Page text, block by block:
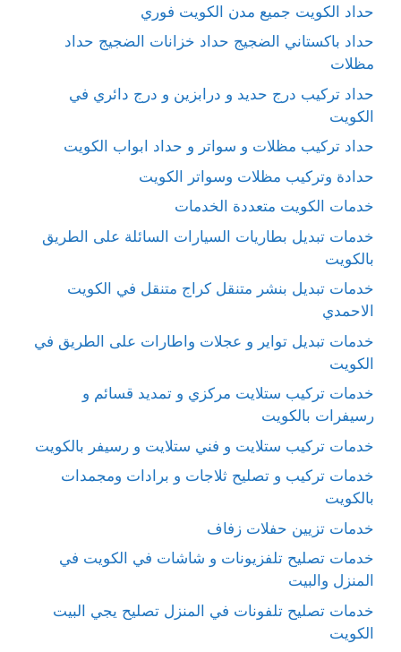
حداد الكويت جميع مدن الكويت فوري
حداد باكستاني الضجيج حداد خزانات الضجيج حداد
مظلات
حداد تركيب درج حديد و درابزين و درج دائري في
الكويت
حداد تركيب مظلات و سواتر و حداد ابواب الكويت
حدادة وتركيب مظلات وسواتر الكويت
خدمات الكويت متعددة الخدمات
خدمات تبديل بطاريات السيارات السائلة على الطريق
بالكويت
خدمات تبديل بنشر متنقل كراج متنقل في الكويت
الاحمدي
خدمات تبديل تواير و عجلات واطارات على الطريق في
الكويت
خدمات تركيب ستلايت مركزي و تمديد قسائم و
رسيفرات بالكويت
خدمات تركيب ستلايت و فني ستلايت و رسيفر بالكويت
خدمات تركيب و تصليح ثلاجات و برادات ومجمدات
بالكويت
خدمات تزيين حفلات زفاف
خدمات تصليح تلفزيونات و شاشات في الكويت في
المنزل والبيت
خدمات تصليح تلفونات في المنزل تصليح يجي البيت
الكويت